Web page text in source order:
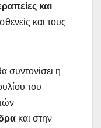
και
και τους
συντονίσει η
του
και στην